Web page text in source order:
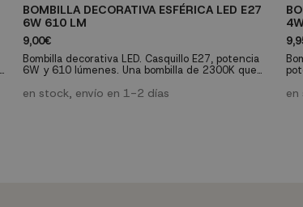
BOMBILLA DECORATIVA ESFÉRICA LED E27
6W 610 LM
9,00€
Bombilla decorativa LED. Casquillo E27, potencia
6W y 610 lúmenes. Una bombilla de 2300K que
28.000 horas.
en stock, envío en 1-2 días
la
en